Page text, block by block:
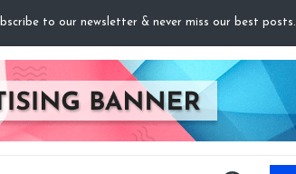
to our newsletter & never miss our best posts.